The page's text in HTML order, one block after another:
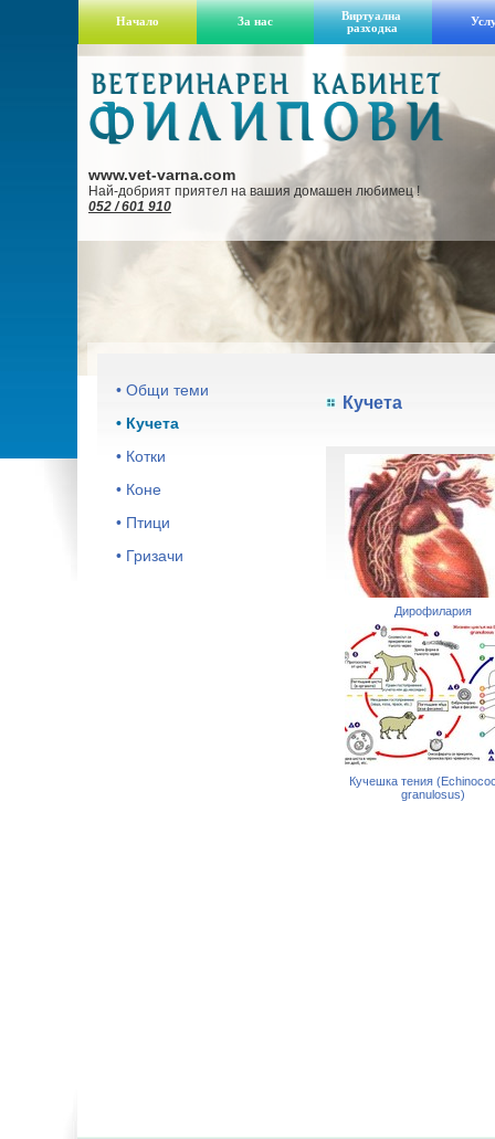
Начало За нас
Виртуална
разходка
www.vet-varna.com
Най-добрият приятел на вашия домашен любимец !
052 / 601 910
• Общи теми
• Кучета
• Котки
• Коне
• Птици
• Гризачи
Кучета
Дирофилария
Кучешка тения
granulosus)